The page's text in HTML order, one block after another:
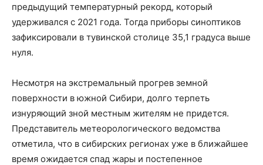
предыдущий температурный рекорд, который
удерживался с 2021 года. Тогда приборы синоптиков
зафиксировали в тувинской столице 35,1 градуса выше
нуля.
Несмотря на экстремальный прогрев земной
поверхности в южной Сибири, долго терпеть
изнуряющий зной местным жителям не придется.
Представитель метеорологического ведомства
отметила, что в сибирских регионах уже в ближайшее
время ожидается спад жары и постепенное